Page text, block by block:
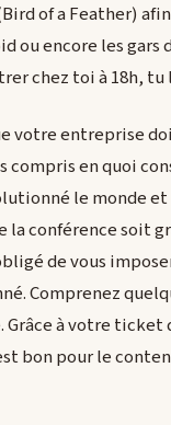
of a Feather)
encore les gars
chez toi à 18h,
votre entreprise
compris en quoi
le monde
conférence soit
de vous
Comprenez
à votre ticket
bon pour le